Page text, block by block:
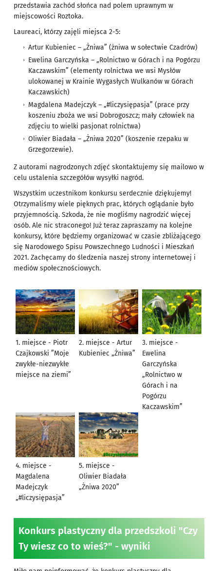
przedstawia zachód słońca nad polem uprawnym w
miejscowości Roztoka.
Laureaci, którzy zajęli miejsca 2-5:
Artur Kubieniec – „Żniwa” (żniwa w sołectwie Czadrów)
Ewelina Garczyńska – „Rolnictwo w Górach i na Pogórzu
Kaczawskim” (elementy rolnictwa we wsi Mysłów
ulokowanej w Krainie Wygasłych Wulkanów w Górach
Kaczawskich)
Magdalena Madejczyk – „#liczysiępasja” (prace przy
koszeniu zboża we wsi Dobrogoszcz; mały człowiek na
zdjęciu to wielki pasjonat rolnictwa)
Oliwier Biadała – „Żniwa 2020” (koszenie rzepaku w
Grzegorzewie).
Z autorami nagrodzonych zdjęć skontaktujemy się mailowo w
celu ustalenia szczegółów wysyłki nagród.
Wszystkim uczestnikom konkursu serdecznie dziękujemy!
Otrzymaliśmy wiele pięknych prac, których oglądanie było
przyjemnością. Szkoda, że nie mogliśmy nagrodzić więcej
osób. Ale nic straconego! Już teraz zapraszamy na kolejne
konkursy, które będziemy organizować w czasie zbliżającego
się Narodowego Spisu Powszechnego Ludności i Mieszkań
2021. Zachęcamy do śledzenia naszej strony internetowej i
mediów społecznościowych.
1. miejsce - Piotr
Czajkowski ”Moje
zwykłe-niezwykłe
miejsce na ziemi”
2. miejsce - Artur
Kubieniec „Żniwa”
3. miejsce -
Ewelina
Garczyńska
„Rolnictwo w
Górach i na
Pogórzu
Kaczawskim”
4. miejsce -
Magdalena
Madejczyk
„#liczysiępasja”
5. miejsce -
Oliwier Biadała
„Żniwa 2020”
Konkurs plastyczny dla przedszkoli "Czy
Ty wiesz co to wieś?" - wyniki